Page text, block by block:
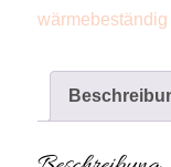
wärmebeständig